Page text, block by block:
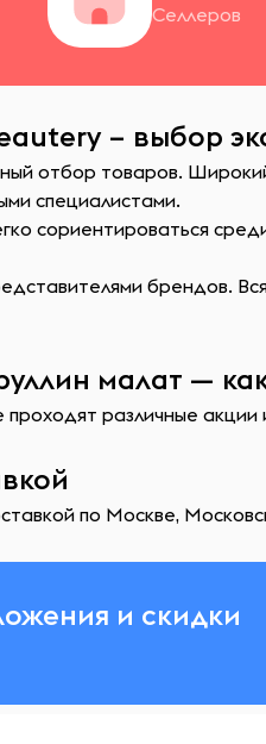
Селлеров
– выбор
отбор товаров.
специалистами.
сориентироваться
брендов.
малат —
различные
по Москве,
и скидки